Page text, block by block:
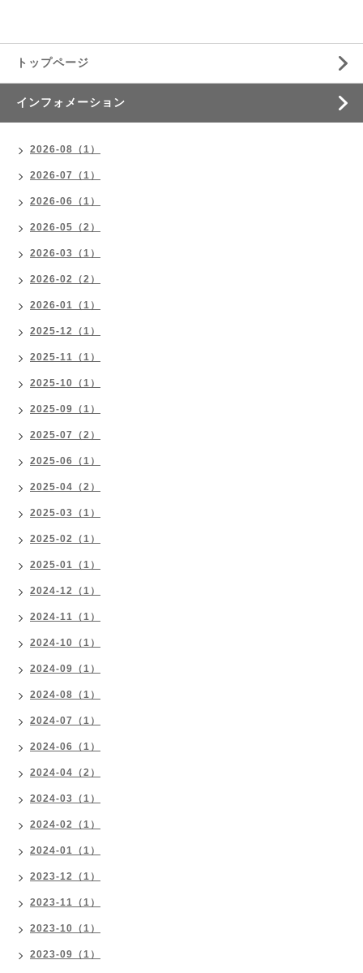
トップページ
インフォメーション
2026-08（1）
2026-07（1）
2026-06（1）
2026-05（2）
2026-03（1）
2026-02（2）
2026-01（1）
2025-12（1）
2025-11（1）
2025-10（1）
2025-09（1）
2025-07（2）
2025-06（1）
2025-04（2）
2025-03（1）
2025-02（1）
2025-01（1）
2024-12（1）
2024-11（1）
2024-10（1）
2024-09（1）
2024-08（1）
2024-07（1）
2024-06（1）
2024-04（2）
2024-03（1）
2024-02（1）
2024-01（1）
2023-12（1）
2023-11（1）
2023-10（1）
2023-09（1）